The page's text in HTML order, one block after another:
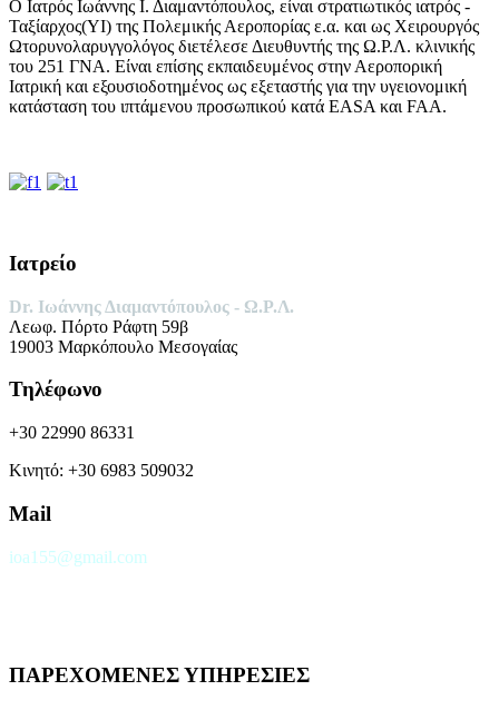
Ο Ιατρός Ιωάννης Ι. Διαμαντόπουλος, είναι στρατιωτικός ιατρός -
Ταξίαρχος(ΥΙ) της Πολεμικής Αεροπορίας ε.α. και ως Χειρουργός
Ωτορυνολαρυγγολόγος διετέλεσε Διευθυντής της Ω.Ρ.Λ. κλινικής
του 251 ΓΝΑ. Είναι επίσης εκπαιδευμένος στην Αεροπορική
Ιατρική και εξουσιοδοτημένος ως εξεταστής για την υγειονομική
κατάσταση του ιπτάμενου προσωπικού κατά EASA και FAA.
Ιατρείο
Dr. Ιωάννης Διαμαντόπουλος - Ω.Ρ.Λ.
Λεωφ. Πόρτο Ράφτη 59β
19003 Μαρκόπουλο Μεσογαίας
Τηλέφωνο
+30 22990 86331
Κινητό: +30 6983 509032
Mail
ioa155@gmail.com
ΠΑΡΕΧΟΜΕΝΕΣ ΥΠΗΡΕΣΙΕΣ